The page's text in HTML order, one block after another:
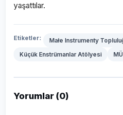
yaşattılar.
Etiketler: Małe Instrumenty
Küçük Enstrümanlar Atölyesi
Yorumlar (0)